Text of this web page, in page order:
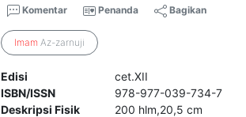
Komentar Penanda Bagikan
Imam Az-zarnuji
Edisi
cet.XII
ISBN/ISSN
978-977-039-734-7
Deskripsi Fisik
200 hlm,20,5 cm